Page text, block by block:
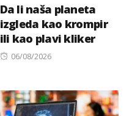
Da li naša planeta
izgleda kao krompir
ili kao plavi kliker
Posted
06/08/2026